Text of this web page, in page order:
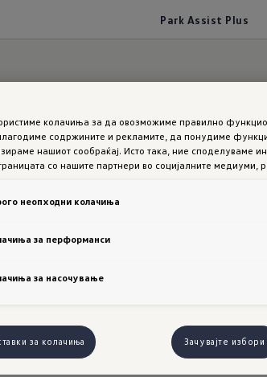
Park Assist Plus
и самостојно
колачиња за да овозможиме правилно
содржините и рекламите, да понудиме
нашиот сообраќај. Исто така, ние споделуваме
со нашите партнери во социјалните медиуми,
неопходни колачиња
за перформанси
за насочување
за колачиња Зачувајте избори